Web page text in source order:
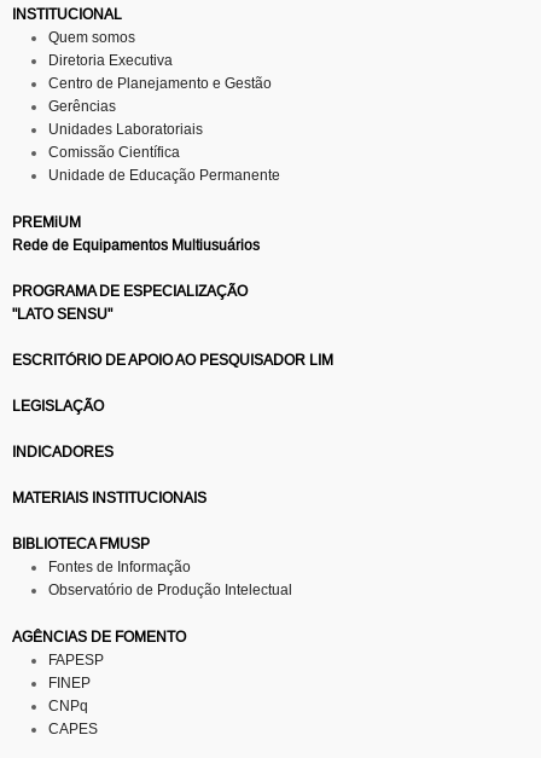
INSTITUCIONAL
Quem somos
Diretoria Executiva
Centro de Planejamento e Gestão
Gerências
Unidades Laboratoriais
Comissão Científica
Unidade de Educação Permanente
PREMiUM
Rede de Equipamentos Multiusuários
PROGRAMA DE ESPECIALIZAÇÃO
"LATO SENSU"
ESCRITÓRIO DE APOIO AO PESQUISADOR LIM
LEGISLAÇÃO
INDICADORES
MATERIAIS INSTITUCIONAIS
BIBLIOTECA FMUSP
Fontes de Informação
Observatório de Produção Intelectual
AGÊNCIAS DE FOMENTO
FAPESP
FINEP
CNPq
CAPES